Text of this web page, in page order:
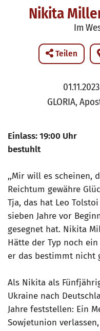
Nikita
Im
Teilen
GLORIA,
Einlass: 19:00 Uhr
bestuhlt
,,Mir will es scheinen,
Reichtum gewähre
Tja, das hat Leo
sieben Jahre vor
gesegnet hat. Nikita
Hätte der Typ noch
er das bestimmt nicht
Als Nikita als
Ukraine nach
Jahre feststellen: Ein
Sowjetunion